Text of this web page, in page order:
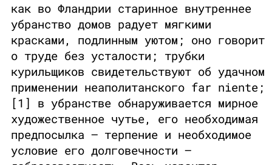
как во Фландрии старинное внутреннее
убранство домов радует мягкими
красками, подлинным уютом; оно говорит
о труде без усталости; трубки
курильщиков свидетельствуют об удачном
применении неаполитанского far niente;
[1] в убранстве обнаруживается мирное
художественное чутье, его необходимая
предпосылка — терпение и необходимое
условие его долговечности —